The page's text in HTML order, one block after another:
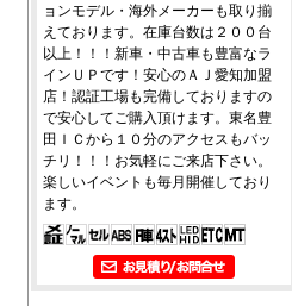
ョンモデル・海外メーカーも取り揃
えております。在庫台数は２００台
以上！！！新車・中古車も豊富なラ
インＵＰです！安心のＡＪ愛知加盟
店！認証工場も完備しておりますの
で安心してご購入頂けます。東名豊
田ＩＣから１０分のアクセスもバッ
チリ！！！お気軽にご来店下さい。
楽しいイベントも毎月開催しており
ます。